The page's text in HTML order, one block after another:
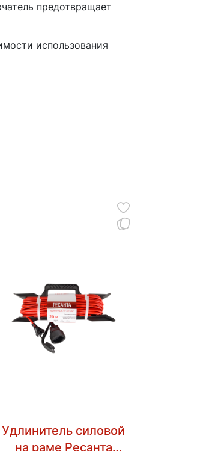
предотвращает
использования
Удлинитель силовой
на раме Ресанта